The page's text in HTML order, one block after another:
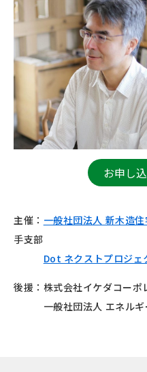
お申し
主催： 一般社団法人 新木造
手支部
Dot ネクストプロジェ
後援：株式会社イケダコーポ
一般社団法人 エネルギ